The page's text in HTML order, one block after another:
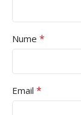
Nume *
Email *